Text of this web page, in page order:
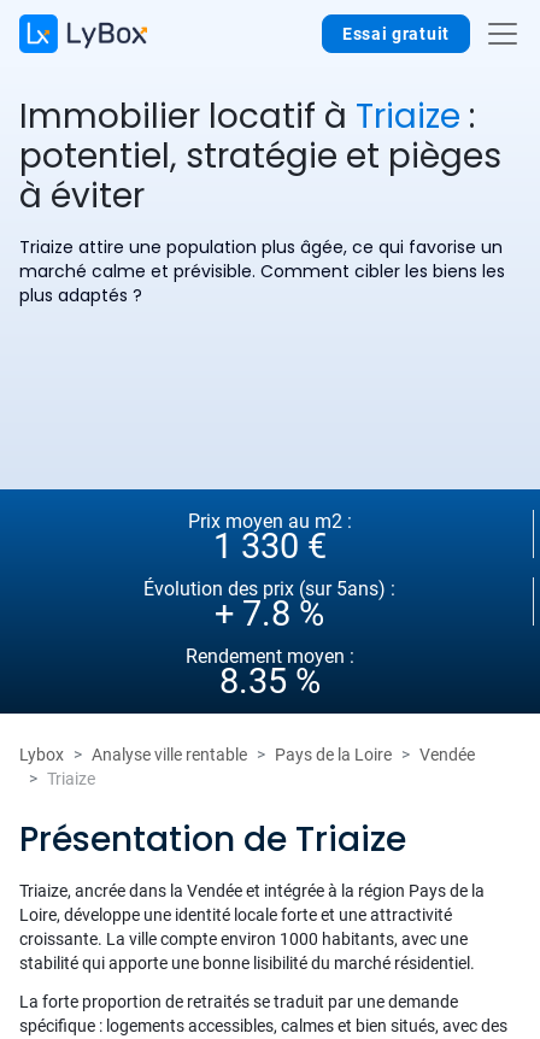
Essai gratuit
Immobilier locatif à Triaize :
potentiel, stratégie et pièges
à éviter
Triaize attire une population plus âgée, ce qui favorise un
marché calme et prévisible. Comment cibler les biens les
plus adaptés ?
Prix moyen au m2 :
1 330 €
Évolution des prix (sur 5ans) :
+ 7.8 %
Rendement moyen :
8.35 %
Lybox Analyse ville rentable Pays de la Loire
Vendée
Triaize
Présentation de Triaize
Triaize, ancrée dans la Vendée et intégrée à la région Pays de la
Loire, développe une identité locale forte et une attractivité
croissante. La ville compte environ 1000 habitants, avec une
stabilité qui apporte une bonne lisibilité du marché résidentiel.
La forte proportion de retraités se traduit par une demande
spécifique : logements accessibles, calmes et bien situés, avec des